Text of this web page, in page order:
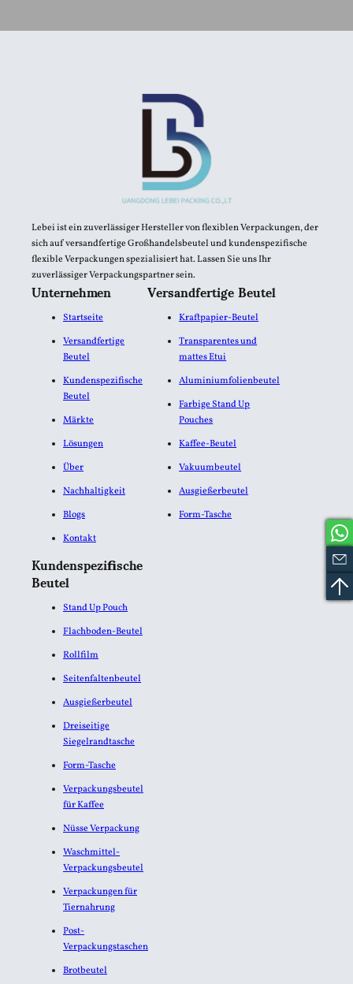
Lebei ist ein zuverlässiger Hersteller von flexiblen Verpackungen, der
sich auf versandfertige Großhandelsbeutel und kundenspezifische
flexible Verpackungen spezialisiert hat. Lassen Sie uns Ihr
zuverlässiger Verpackungspartner sein.
Unternehmen
Startseite
Versandfertige
Beutel
Kundenspezifische
Beutel
Märkte
Lösungen
Über
Nachhaltigkeit
Blogs
Kontakt
Versandfertige Beutel
Kraftpapier-Beutel
Transparentes und
mattes Etui
Aluminiumfolienbeutel​
Farbige Stand Up
Pouches
Kaffee-Beutel
Vakuumbeutel
Ausgießerbeutel
Form-Tasche
Kundenspezifische
Beutel
Stand Up Pouch
Flachboden-Beutel
Rollfilm
Seitenfaltenbeutel
Ausgießerbeutel
Dreiseitige
Siegelrandtasche
Form-Tasche
Verpackungsbeutel
für Kaffee
Nüsse Verpackung
Waschmittel-
Verpackungsbeutel
Verpackungen für
Tiernahrung
Post-
Verpackungstaschen
Brotbeutel